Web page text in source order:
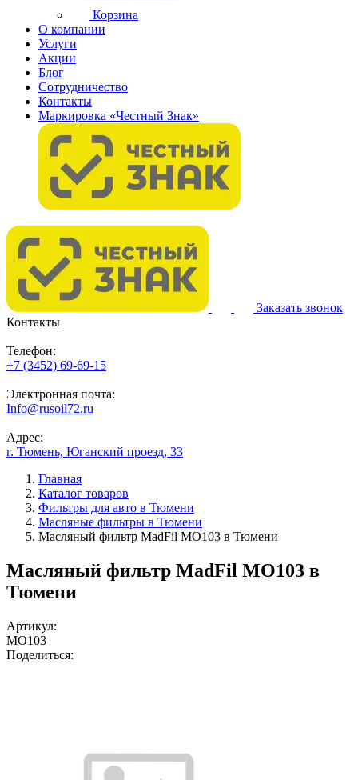
Корзина
О компании
Услуги
Акции
Блог
Сотрудничество
Контакты
Маркировка «Честный Знак»
Заказать звонок
Контакты
Телефон:
+7 (3452) 69-69-15
Электронная почта:
Info@rusoil72.ru
Адрес:
г. Тюмень, Юганский проезд, 33
Главная
Каталог товаров
Фильтры для авто в Тюмени
Масляные фильтры в Тюмени
Масляный фильтр MadFil MO103 в Тюмени
Масляный фильтр MadFil MO103 в
Тюмени
Артикул:
MO103
Поделиться: